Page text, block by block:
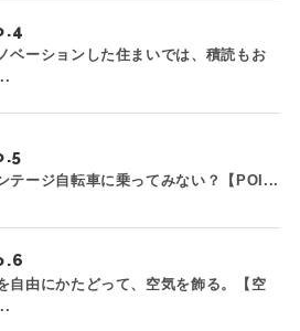
ベーションした住まいでは、積読もお
テージ自転車に乗ってみない？【POI...
自由にかたどって、空気を飾る。【空